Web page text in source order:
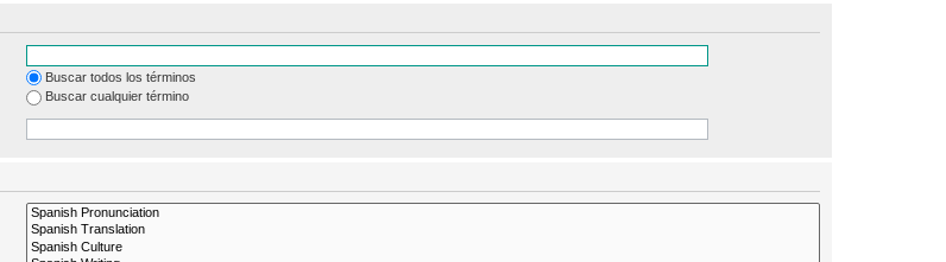
Buscar todos los términos
Buscar cualquier término